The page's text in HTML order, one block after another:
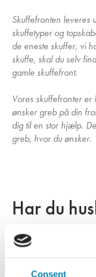
Consent
Skuffefronten leveres
skuffetyper og
de eneste skuffer, vi
skuffe, skal du selv
gamle skuffefront.
Vores skuffefronter
ønsker greb på din
dig til en stor hjælp.
greb, hvor du ønsker.
Har du